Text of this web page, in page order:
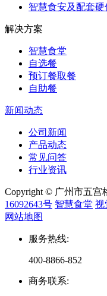
智慧食安及配套硬
解决方案
智慧食堂
自选餐
预订餐取餐
自助餐
新闻动态
公司新闻
产品动态
常见问答
行业资讯
Copyright © 广州市五宫
16092643号 智慧食堂 视
网站地图
服务热线:
400-8866-852
商务联系: